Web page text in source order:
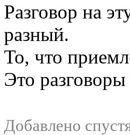
Разговор на
разный.
То, что
Это
Добавлено